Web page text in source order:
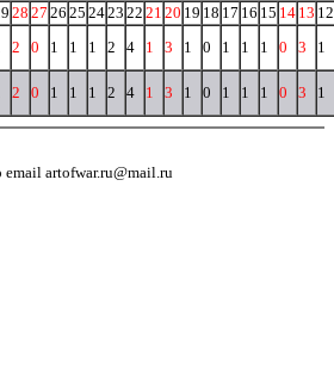
28 27 26 25 2423 22 21 20 19 18 17 16 15 14 13 12
2 0 1 1 1 2 4 1 3 1 0 1 1 1 0 3 1
2 0 1 1 1 2 4 1 3 1 0 1 1 1 0 3 1
email artofwar.ru@mail.ru